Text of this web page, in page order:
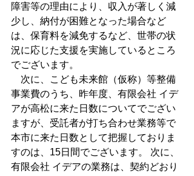
障害等の理由により、収入が著しく減
少し、納付が困難となった場合など
は、保育料を減免するなど、世帯の状
況に応じた支援を実施しているところ
でございます。
次に、こども未来館（仮称）等整備
事業費のうち、昨年度、有限会社 イデ
アが高松に来た日数についてでござい
ますが、受託者が打ち合わせ業務等で
本市に来た日数として把握しておりま
すのは、15日間でございます。 次に、
有限会社 イデアの業務は、契約どおり